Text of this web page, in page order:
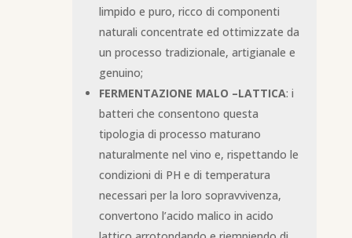
limpido e puro, ricco di componenti
naturali concentrate ed ottimizzate da
un processo tradizionale, artigianale e
genuino;
FERMENTAZIONE MALO –LATTICA: i
batteri che consentono questa
tipologia di processo maturano
naturalmente nel vino e, rispettando le
condizioni di PH e di temperatura
necessari per la loro sopravvivenza,
convertono l’acido malico in acido